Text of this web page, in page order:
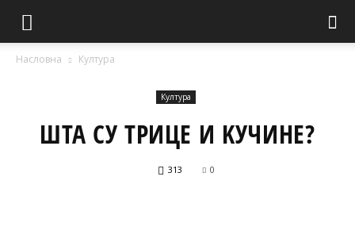
Насловна Култура
Култура
ШТА СУ ТРИЦЕ И KУЧИНЕ?
313 0